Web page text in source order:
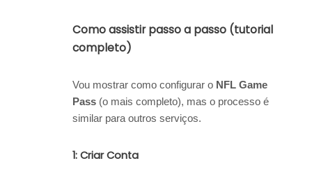
Como assistir passo a passo (tutorial
completo)
Vou mostrar como configurar o NFL Game
Pass (o mais completo), mas o processo é
similar para outros serviços.
1: Criar Conta